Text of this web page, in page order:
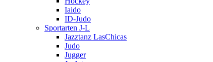
Iaido
ID-Judo
Sportarten J-L
Jazztanz LasChicas
Judo
Jugger